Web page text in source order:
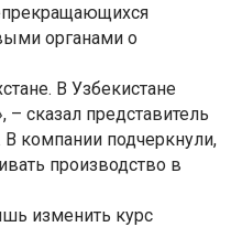
органами о
В Узбекистане
– сказал представитель
компании подчеркнули,
производство в
изменить курс